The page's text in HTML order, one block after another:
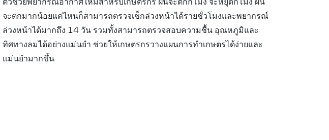
ตัวช่วยพยากรณ์อากาศใหม่สำหรับเกษตรกร ฝนจะตกกี่โมง จะหยุดกี่โมง ฝน
จะตกมากน้อยแค่ไหนก็สามารถตรวจเช็กล่วงหน้าได้รายชั่วโมงและพยากรณ์
ล่วงหน้าได้มากถึง 14 วัน รวมทั้งสามารถตรวจสอบความชื้น อุณหภูมิและ
ทิศทางลมได้อย่างแม่นยำ ช่วยให้เกษตรกรวางแผนการทำเกษตรได้ง่ายและ
แม่นยำมากขึ้น